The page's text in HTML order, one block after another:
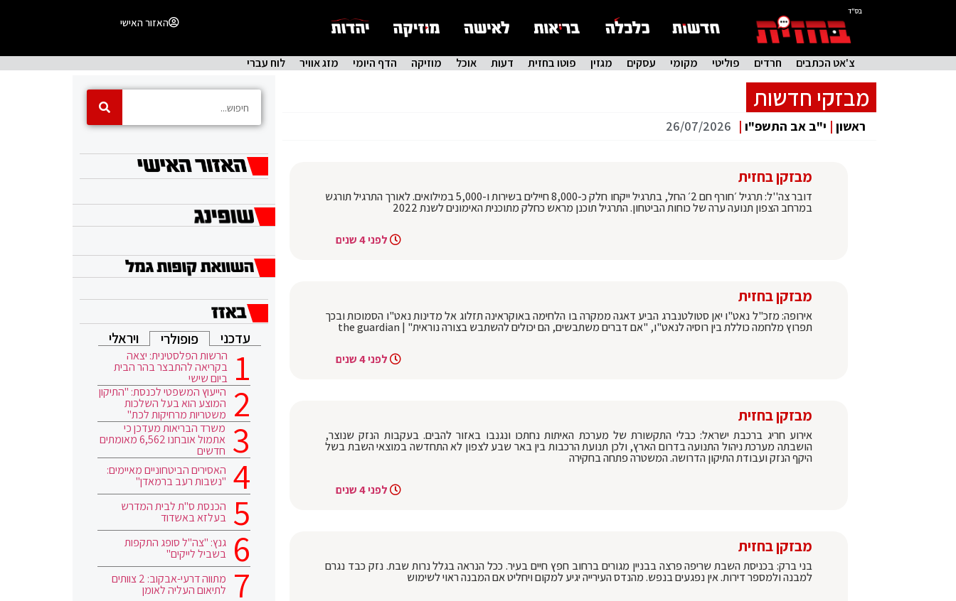
בס"ד
האזור האישי
צ'אט הכתבים חרדים פוליטי מקומי עסקים מגזין פוטו בחזית דעות אוכל מוזיקה הדף היומי מזג אוויר לוח עברי
מבזקי חדשות
ראשון | י"ב אב התשפ"ו |
26/07/2026
מבזקן בחזית
דובר צה''ל: תרגיל ׳חורף חם 2׳ החל, בתרגיל ייקחו חלק כ-8,000 חיילים בשירות ו-5,000 במילואים. לאורך התרגיל תורגש
במרחב הצפון תנועה ערה של כוחות הביטחון. התרגיל תוכנן מראש כחלק מתוכנית האימונים לשנת 2022
לפני 4 שנים
מבזקן בחזית
אירופה: מזכ"ל נאט"ו יאן סטולטנברג הביע דאגה ממקרה בו הלחימה באוקראינה תזלוג אל מדינות נאט"ו הסמוכות ובכך
תפרוץ מלחמה כוללת בין רוסיה לנאט"ו, "אם דברים משתבשים, הם יכולים להשתבש בצורה נוראית" | the guardian
לפני 4 שנים
מבזקן בחזית
אירוע חריג ברכבת ישראל: כבלי התקשורת של מערכת האיתות נחתכו ונגנבו באזור להבים. בעקבות הנזק שנוצר,
הושבתה מערכת ניהול התנועה בדרום הארץ, ולכן תנועת הרכבות בין באר שבע לצפון לא התחדשה במוצאי השבת בשל
היקף הנזק ועבודת התיקון הדרושה. המשטרה פתחה בחקירה
לפני 4 שנים
מבזקן בחזית
בני ברק: בכניסת השבת שריפה פרצה בבניין מגורים ברחוב חפץ חיים בעיר. ככל הנראה בגלל נרות שבת. נזק כבד נגרם
למבנה ולמספר דירות. אין נפגעים בנפש. מהנדס העירייה יגיע למקום ויחליט אם המבנה ראוי לשימוש
עדכני פופולרי ויראלי
הרשות הפלסטינית: יצאה
בקריאה להתבצר בהר הבית
ביום שישי
הייעוץ המשפטי לכנסת: "התיקון
המוצע הוא בעל השלכות
משטריות מרחיקות לכת"
משרד הבריאות מעדכן כי
אתמול אובחנו 6,562 מאומתים
חדשים
האסירים הביטחוניים מאיימים:
"נשבות רעב ברמאדן"
הכנסת ס"ת לבית המדרש
בעלזא באשדוד
גנץ: "צה"ל סופג התקפות
בשביל לייקים"
מתווה דרעי-אבקוב: 2 צוותים
לתיאום העליה לאומן